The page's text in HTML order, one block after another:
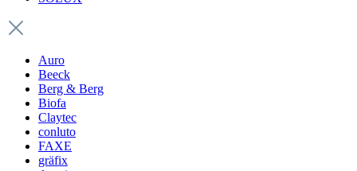
Auro
Beeck
Berg & Berg
Biofa
Claytec
conluto
FAXE
gräfix